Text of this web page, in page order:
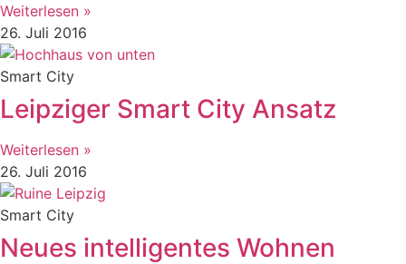
Weiterlesen »
26. Juli 2016
Smart City
Leipziger Smart City Ansatz
Weiterlesen »
26. Juli 2016
Smart City
Neues intelligentes Wohnen